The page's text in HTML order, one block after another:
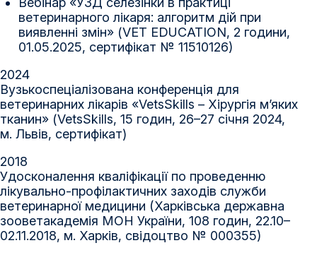
ветеринарного лікаря: алгоритм дій при
виявленні змін» (VET EDUCATION, 2 години,
01.05.2025, сертифікат № 11510126)
2024
Вузькоспеціалізована конференція для
ветеринарних лікарів «VetsSkills – Хірургія м’яких
тканин» (VetsSkills, 15 годин, 26–27 січня 2024,
м. Львів, сертифікат)
2018
Удосконалення кваліфікації по проведенню
лікувально-профілактичних заходів служби
ветеринарної медицини (Харківська державна
зооветакадемія МОН України, 108 годин, 22.10–
02.11.2018, м. Харків, свідоцтво № 000355)